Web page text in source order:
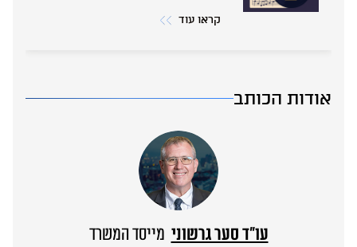
קראו עוד
אודות הכותב
עו”ד סער גרשוני מייסד המשרד